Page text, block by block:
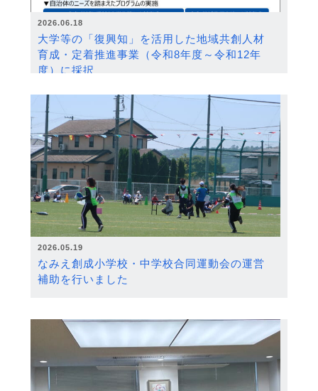
2026.06.18
大学等の「復興知」を活用した地域共創人材
育成・定着推進事業（令和8年度～令和12年
度）に採択
2026.05.19
なみえ創成小学校・中学校合同運動会の運営
補助を行いました